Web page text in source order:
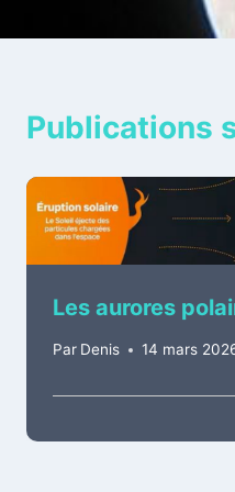
Publications
Les aurores
Par Denis 14 mars